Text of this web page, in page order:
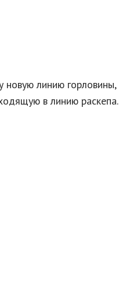
новую линию горловины,
в линию раскепа.